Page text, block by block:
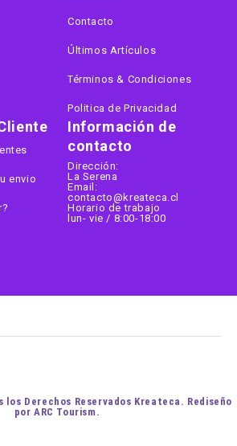
Información de
contacto
Dirección:
La Serena
Email:
contacto@kreateca.cl
Horario de trabajo
lun- vie / 8:00-18:00
Contacto
Últimos Artículos
Términos & Condiciones
Politica de Privacidad
envio
Derechos Reservados Kreateca. Rediseño
por ARC Tourism.